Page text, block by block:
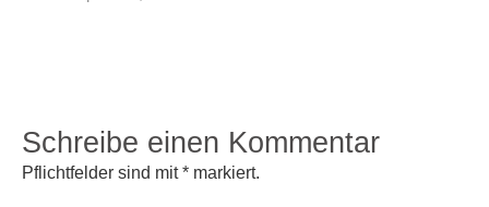
Schreibe einen Kommentar
Pflichtfelder sind mit* markiert.